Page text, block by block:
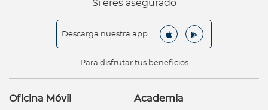
Si eres asegurado
Descarga nuestra app
Para disfrutar tus beneficios
Oficina Móvil Academia